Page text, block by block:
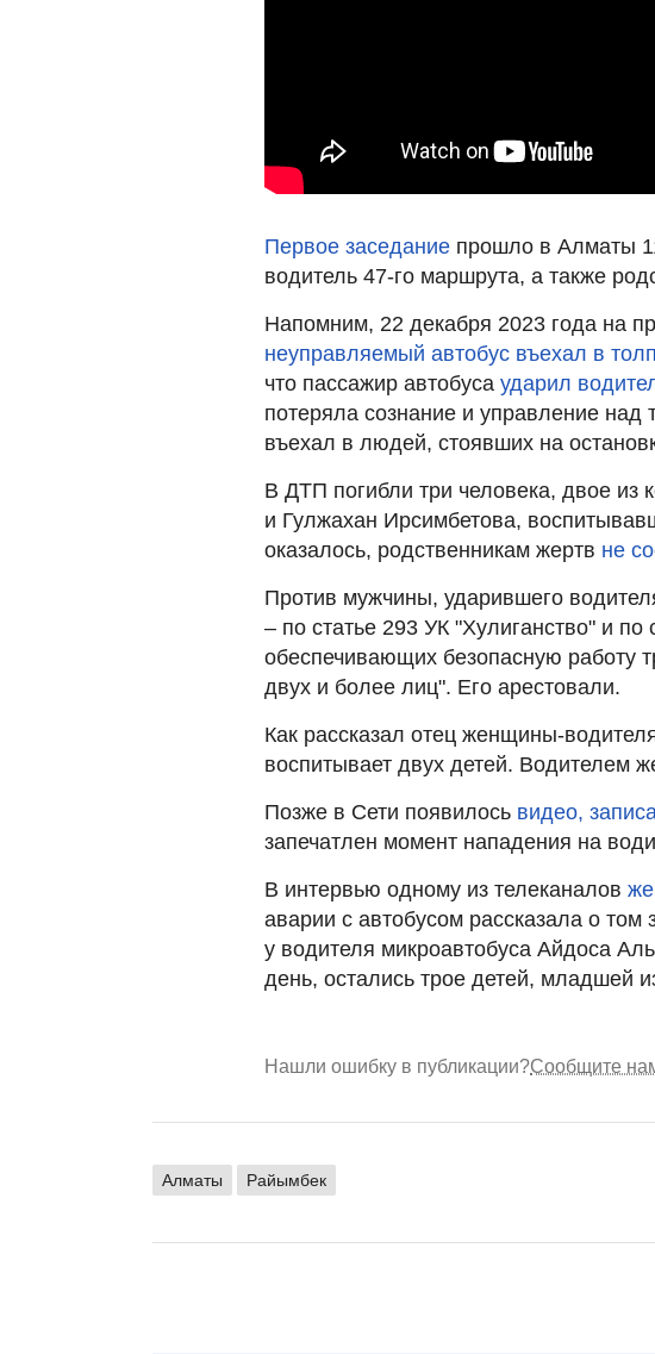
Первое заседание прошло в Алматы
водитель 47-го маршрута, а также
Напомним, 22 декабря 2023 года на
неуправляемый автобус въехал в
что пассажир автобуса ударил
потеряла сознание и управление над
въехал в людей, стоявших на
В ДТП погибли три человека, двое из
и Гулжахан Ирсимбетова,
оказалось, родственникам жертв не
Против мужчины, ударившего
– по статье 293 УК "Хулиганство" и
обеспечивающих безопасную работу
двух и более лиц". Его арестовали.
Как рассказал отец женщины-
воспитывает двух детей. Водителем
Позже в Сети появилось видео,
запечатлен момент нападения на
В интервью одному из телеканалов
аварии с автобусом рассказала о
у водителя микроавтобуса Айдоса
день, остались трое детей, младшей
Нашли ошибку в публикации?Сообщите
Алматы Райымбек